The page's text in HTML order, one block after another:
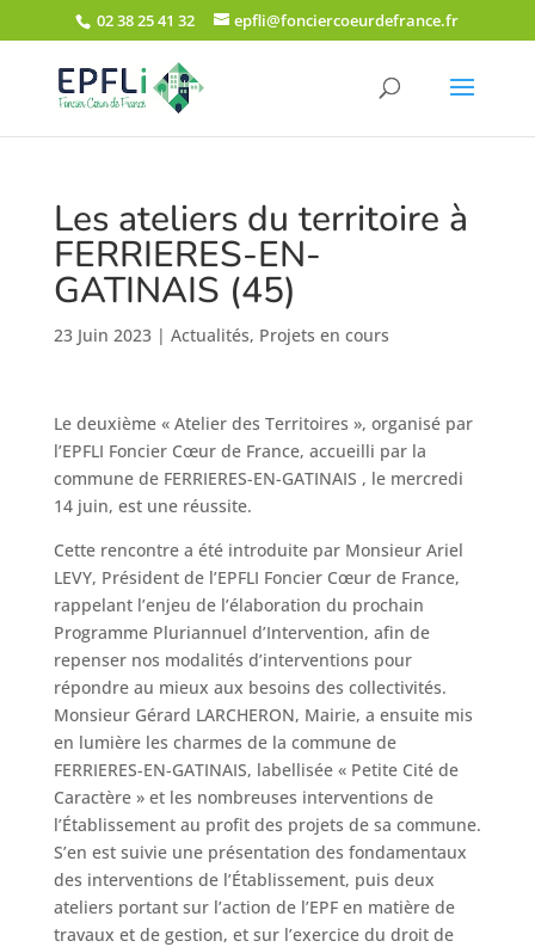
02 38 25 41 32 epfli@fonciercoeurdefrance.fr
Les ateliers du territoire à
FERRIERES-EN-
GATINAIS (45)
23 Juin 2023| Actualités, Projets en cours
Le deuxième « Atelier des Territoires », organisé par
l’EPFLI Foncier Cœur de France, accueilli par la
commune de FERRIERES-EN-GATINAIS , le mercredi
14 juin, est une réussite.
Cette rencontre a été introduite par Monsieur Ariel
LEVY, Président de l’EPFLI Foncier Cœur de France,
rappelant l’enjeu de l’élaboration du prochain
Programme Pluriannuel d’Intervention, afin de
repenser nos modalités d’interventions pour
répondre au mieux aux besoins des collectivités.
Monsieur Gérard LARCHERON, Mairie, a ensuite mis
en lumière les charmes de la commune de
FERRIERES-EN-GATINAIS, labellisée « Petite Cité de
Caractère » et les nombreuses interventions de
l’Établissement au profit des projets de sa commune.
S’en est suivie une présentation des fondamentaux
des interventions de l’Établissement, puis deux
ateliers portant sur l’action de l’EPF en matière de
travaux et de gestion, et sur l’exercice du droit de